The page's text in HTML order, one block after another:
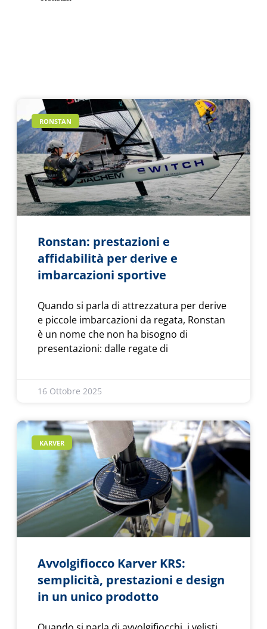
RONSTAN
Ronstan: prestazioni e
affidabilità per derive e
imbarcazioni sportive
Quando si parla di attrezzatura per derive
e piccole imbarcazioni da regata, Ronstan
è un nome che non ha bisogno di
presentazioni: dalle regate di
16 Ottobre 2025
KARVER
Avvolgifiocco Karver KRS:
semplicità, prestazioni e design
in un unico prodotto